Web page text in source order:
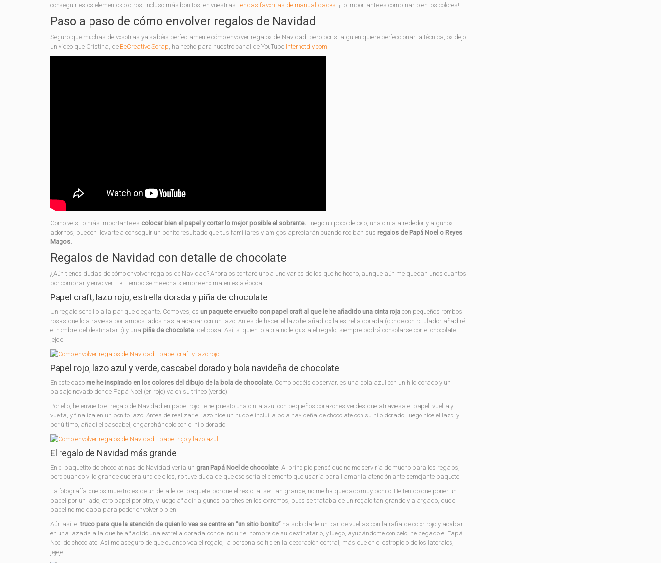
conseguir estos elementos o otros, incluso más bonitos, en vuestras tiendas favoritas de manualidades. ¡Lo importante es combinar bien los colores!
Paso a paso de cómo envolver regalos de Navidad
Seguro que muchas de vosotras ya sabéis perfectamente cómo envolver regalos de Navidad, pero por si alguien quiere perfeccionar la técnica, os dejo
un vídeo que Cristina, de BeCreative Scrap, ha hecho para nuestro canal de YouTube Internetdiy.com.
Como veis, lo más importante es colocar bien el papel y cortar lo mejor posible el sobrante. Luego un poco de celo, una cinta alrededor y algunos
adornos, pueden llevarte a conseguir un bonito resultado que tus familiares y amigos apreciarán cuando reciban sus regalos de Papá Noel o Reyes
Magos.
Regalos de Navidad con detalle de chocolate
¿Aún tienes dudas de cómo envolver regalos de Navidad? Ahora os contaré uno a uno varios de los que he hecho, aunque aún me quedan unos cuantos
por comprar y envolver… ¡el tiempo se me echa siempre encima en esta época!
Papel craft, lazo rojo, estrella dorada y piña de chocolate
Un regalo sencillo a la par que elegante. Como ves, es un paquete envuelto con papel craft al que le he añadido una cinta roja con pequeños rombos
rosas que lo atraviesa por ambos lados hasta acabar con un lazo. Antes de hacer el lazo he añadido la estrella dorada (donde con rotulador añadiré
el nombre del destinatario) y una piña de chocolate¡deliciosa! Así, si quien lo abra no le gusta el regalo, siempre podrá consolarse con el chocolate
jejeje.
Papel rojo, lazo azul y verde, cascabel dorado y bola navideña de chocolate
En este caso me he inspirado en los colores del dibujo de la bola de chocolate. Como podéis observar, es una bola azul con un hilo dorado y un
paisaje nevado donde Papá Noel (en rojo) va en su trineo (verde).
Por ello, he envuelto el regalo de Navidad en papel rojo, le he puesto una cinta azul con pequeños corazones verdes que atraviesa el papel, vuelta y
vuelta, y finaliza en un bonito lazo. Antes de realizar el lazo hice un nudo e incluí la bola navideña de chocolate con su hilo dorado, luego hice el lazo, y
por último, añadí el cascabel, enganchándolo con el hilo dorado.
El regalo de Navidad más grande
En el paquetito de chocolatinas de Navidad venía un gran Papá Noel de chocolate. Al principio pensé que no me serviría de mucho para los regalos,
pero cuando vi lo grande que era uno de ellos, no tuve duda de que ese sería el elemento que usaría para llamar la atención ante semejante paquete.
La fotografía que os muestro es de un detalle del paquete, porque el resto, al ser tan grande, no me ha quedado muy bonito. He tenido que poner un
papel por un lado, otro papel por otro, y luego añadir algunos parches en los extremos, pues se trataba de un regalo tan grande y alargado, que el
papel no me daba para poder envolverlo bien.
Aún así, el truco para que la atención de quien lo vea se centre en “un sitio bonito” ha sido darle un par de vueltas con la rafia de color rojo y acabar
en una lazada a la que he añadido una estrella dorada donde incluir el nombre de su destinatario, y luego, ayudándome con celo, he pegado el Papá
Noel de chocolate. Así me aseguro de que cuando vea el regalo, la persona se fije en la decoración central, más que en el estropicio de los laterales,
jejeje.